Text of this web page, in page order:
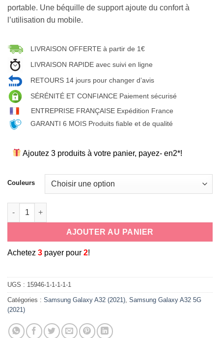
portable. Une béquille de support ajoute du confort à
l’utilisation du mobile.
LIVRAISON OFFERTE à partir de 1€
LIVRAISON RAPIDE avec suivi en ligne
RETOURS 14 jours pour changer d’avis
SÉRÉNITÉ ET CONFIANCE Paiement sécurisé
ENTREPRISE FRANÇAISE Expédition France
GARANTI 6 MOIS Produits fiable et de qualité
Ajoutez 3 produits à votre panier, payez- en2*!
Couleurs
quantité de coque souple antichoc en silicone cordon tour de
AJOUTER AU PANIER
Achetez 3 payer pour 2!
UGS : 15946-1-1-1-1-1
Catégories : Samsung Galaxy A32 (2021) Samsung Galaxy A32 5G
(2021)